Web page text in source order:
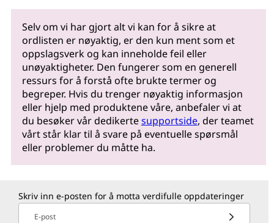
Selv om vi har gjort alt vi kan for å sikre at
ordlisten er nøyaktig, er den kun ment som et
oppslagsverk og kan inneholde feil eller
unøyaktigheter. Den fungerer som en generell
ressurs for å forstå ofte brukte termer og
begreper. Hvis du trenger nøyaktig informasjon
eller hjelp med produktene våre, anbefaler vi at
du besøker vår dedikertesupportside, der teamet
vårt står klar til å svare på eventuelle spørsmål
eller problemer du måtte ha.
Skriv inn e-posten for å motta verdifulle oppdateringer
E-post